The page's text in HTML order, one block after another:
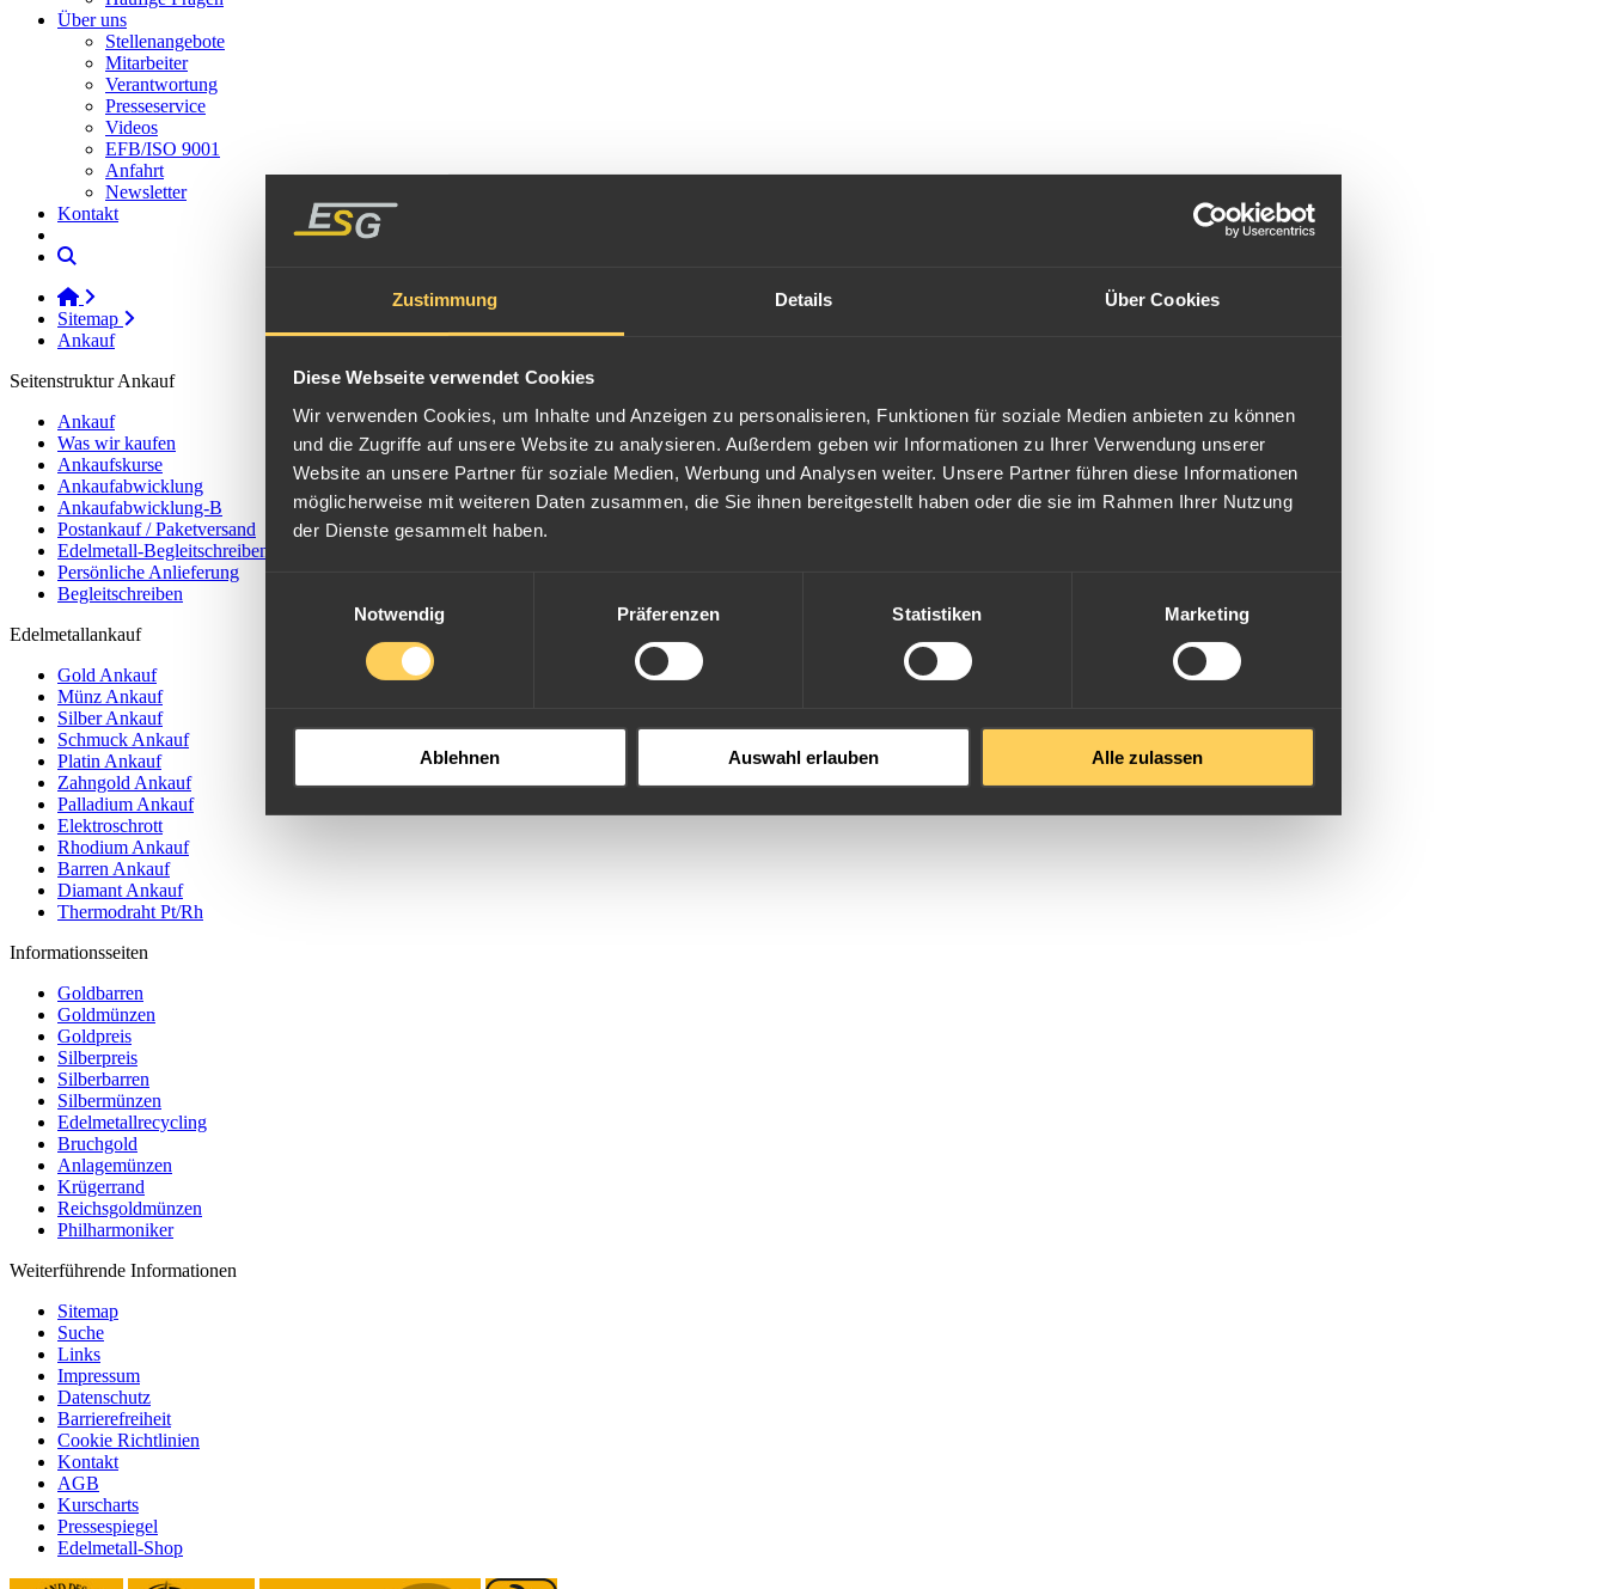
Zustimmung Details Über Cookies
Diese Webseite verwendet Cookies
Wir verwenden Cookies, um Inhalte und Anzeigen zu personalisieren, Funktionen für soziale Medien anbieten zu können
und die Zugriffe auf unsere Website zu analysieren. Außerdem geben wir Informationen zu Ihrer Verwendung unserer
Website an unsere Partner für soziale Medien, Werbung und Analysen weiter. Unsere Partner führen diese Informationen
möglicherweise mit weiteren Daten zusammen, die Sie ihnen bereitgestellt haben oder die sie im Rahmen Ihrer Nutzung
der Dienste gesammelt haben.
Notwendig
Präferenzen Statistiken Marketing
Ablehnen Auswahl erlauben Alle zulassen
Über uns
Stellenangebote
Mitarbeiter
Verantwortung
Presseservice
Videos
EFB/ISO 9001
Anfahrt
Newsletter
Kontakt
Sitemap
Ankauf
Seitenstruktur Ankauf
Ankauf
Was wir kaufen
Ankaufskurse
Ankaufabwicklung
Ankaufabwicklung-B
Postankauf / Paketversand
Edelmetall-Begleitschreiben
Persönliche Anlieferung
Begleitschreiben
Edelmetallankauf
Gold Ankauf
Münz Ankauf
Silber Ankauf
Schmuck Ankauf
Platin Ankauf
Zahngold Ankauf
Palladium Ankauf
Elektroschrott
Rhodium Ankauf
Barren Ankauf
Diamant Ankauf
Thermodraht Pt/Rh
Informationsseiten
Goldbarren
Goldmünzen
Goldpreis
Silberpreis
Silberbarren
Silbermünzen
Edelmetallrecycling
Bruchgold
Anlagemünzen
Krügerrand
Reichsgoldmünzen
Philharmoniker
Weiterführende Informationen
Sitemap
Suche
Links
Impressum
Datenschutz
Barrierefreiheit
Cookie Richtlinien
Kontakt
AGB
Kurscharts
Pressespiegel
Edelmetall-Shop